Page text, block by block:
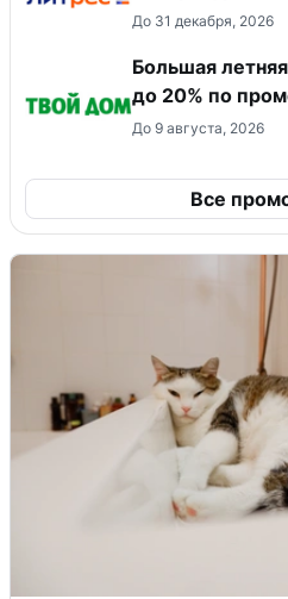
До 31 декабря, 2026
Большая
до 20% по
До 9 августа, 2026
Все